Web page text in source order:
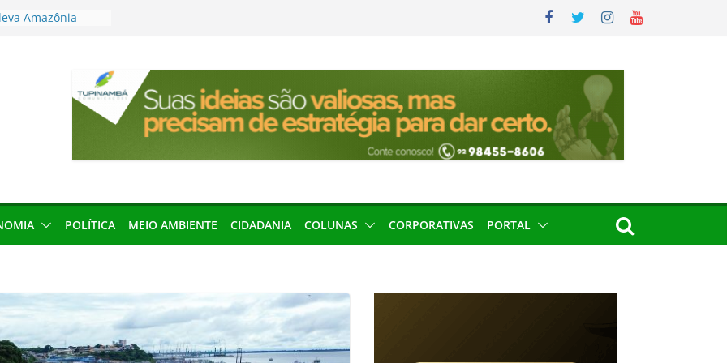
Amazônia
de 2027
local impróprio
fogo no Cemitério
protagonismo
podem barrar
POLÍTICA MEIO AMBIENTE CIDADANIA COLUNAS CORPORATIVAS PORTAL